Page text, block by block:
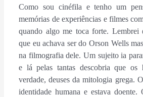
Como sou cinéfila e tenho um
memórias de experiências e filmes
quando algo me toca forte. Lembrei
que eu achava ser do Orson Wells
na filmografia dele. Um sujeito ia
e lá pelas tantas descobria que os
verdade, deuses da mitologia grega.
identidade humana e estava doente.